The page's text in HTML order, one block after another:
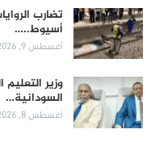
تضارب
أسيوط..…
أغسطس 9, 2026
وزير
السودانية…
أغسطس 8, 2026